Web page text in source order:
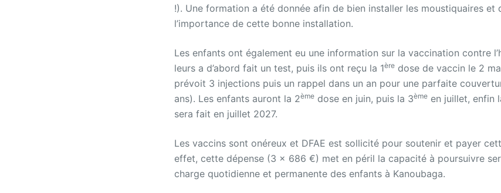
!). Une formation a été donnée afin de bien installer les moustiquaires et
l’importance de cette bonne installation.
Les enfants ont également eu une information sur la vaccination contre
leurs a d’abord fait un test, puis ils ont reçu la 1ère dose de vaccin le 2
prévoit 3 injections puis un rappel dans un an pour une parfaite
ans). Les enfants auront la 2ème dose en juin, puis la 3ème en juillet, enfin
sera fait en juillet 2027.
Les vaccins sont onéreux et DFAE est sollicité pour soutenir et payer
effet, cette dépense (3 x 686 €) met en péril la capacité à poursuivre
charge quotidienne et permanente des enfants à Kanoubaga.